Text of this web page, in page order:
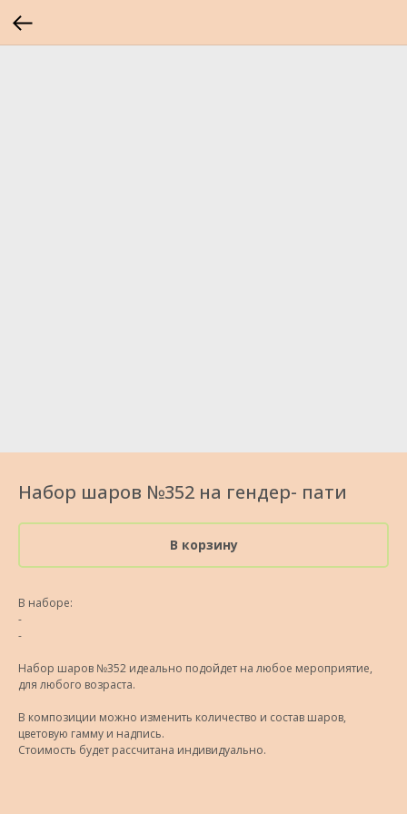
Набор шаров №352 на гендер- пати
В корзину
В наборе:
-
-
Набор шаров №352 идеально подойдет на любое мероприятие,
для любого возраста.
В композиции можно изменить количество и состав шаров,
цветовую гамму и надпись.
Стоимость будет рассчитана индивидуально.